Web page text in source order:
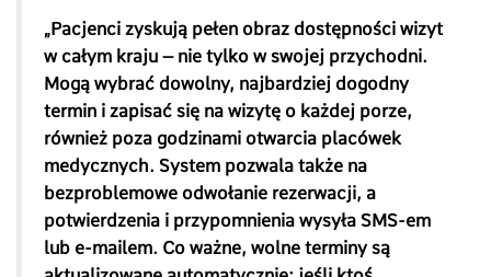
„Pacjenci zyskują pełen obraz dostępności wizyt
w całym kraju – nie tylko w swojej przychodni.
Mogą wybrać dowolny, najbardziej dogodny
termin i zapisać się na wizytę o każdej porze,
również poza godzinami otwarcia placówek
medycznych. System pozwala także na
bezproblemowe odwołanie rezerwacji, a
potwierdzenia i przypomnienia wysyła SMS-em
lub e-mailem. Co ważne, wolne terminy są